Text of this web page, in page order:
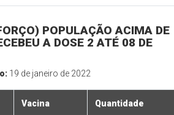
POPULAÇÃO ACIMA DE
A DOSE 2 ATÉ 08 DE
19 de janeiro de 2022
Vacina Quantidade